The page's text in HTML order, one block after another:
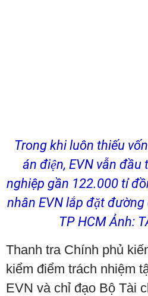
Trong khi luôn thiếu
án điện, EVN vẫn
nghiệp gần 122.000 tỉ
nhân EVN lắp đặt đường
TP HCM Ảnh:
Thanh tra Chính phủ
kiểm điểm trách nhiệm
EVN và chỉ đạo Bộ Tài